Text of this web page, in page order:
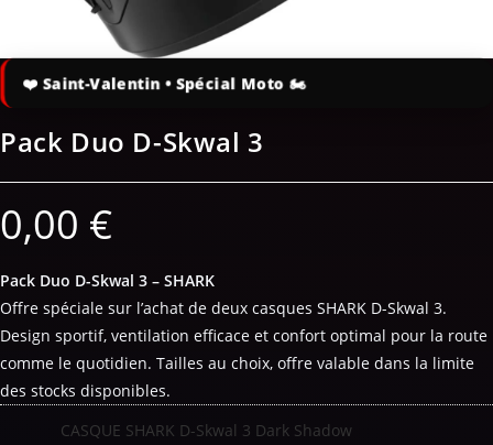
Pack Duo D-Skwal 3
0,00 €
Pack Duo D-Skwal 3 – SHARK
Offre spéciale sur l’achat de deux casques SHARK D-Skwal 3.
Design sportif, ventilation efficace et confort optimal pour la route
comme le quotidien. Tailles au choix, offre valable dans la limite
des stocks disponibles.
CASQUE SHARK D-Skwal 3 Dark Shadow